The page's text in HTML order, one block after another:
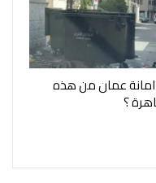
امانة عمان من هذه
؟